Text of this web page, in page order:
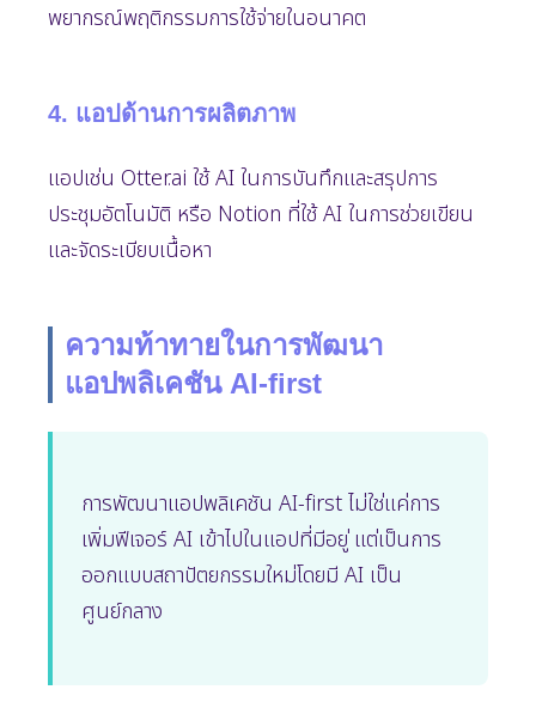
พยากรณ์พฤติกรรมการใช้จ่ายในอนาคต
4. แอปด้านการผลิตภาพ
แอปเช่น Otter.ai ใช้ AI ในการบันทึกและสรุปการ
ประชุมอัตโนมัติ หรือ Notion ที่ใช้ AI ในการช่วยเขียน
และจัดระเบียบเนื้อหา
ความท้าทายในการพัฒนา
แอปพลิเคชัน AI-first
การพัฒนาแอปพลิเคชัน AI-first ไม่ใช่แค่การ
เพิ่มฟีเจอร์ AI เข้าไปในแอปที่มีอยู่ แต่เป็นการ
ออกแบบสถาปัตยกรรมใหม่โดยมี AI เป็น
ศูนย์กลาง